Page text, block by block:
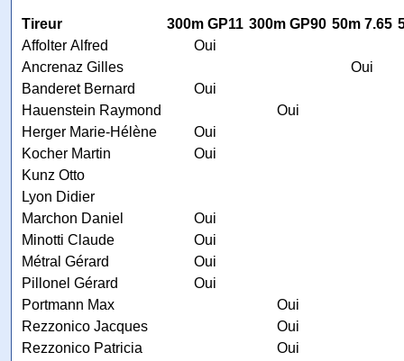
Tireur 300m GP11 300m GP90 50m 7.65
Affolter Alfred
Oui
Ancrenaz Gilles
Oui
Banderet Bernard
Oui
Hauenstein Raymond
Oui
Herger Marie-Hélène
Oui
Kocher Martin
Oui
Kunz Otto
Lyon Didier
Marchon Daniel
Oui
Minotti Claude
Oui
Métral Gérard
Oui
Pillonel Gérard
Oui
Portmann Max
Oui
Rezzonico Jacques
Oui
Rezzonico Patricia
Oui